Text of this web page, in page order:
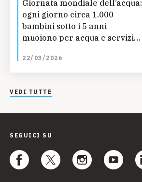
Giornata mondiale dell’acqua:
ogni giorno circa 1.000
bambini sotto i 5 anni
muoiono per acqua e servizi
22/03/2026
VEDI TUTTE
SEGUICI SU